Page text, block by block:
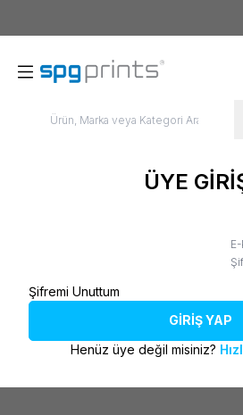
ÜYE
Şifremi Unuttum
GİRİŞ YAP
Henüz üye değil misiniz?